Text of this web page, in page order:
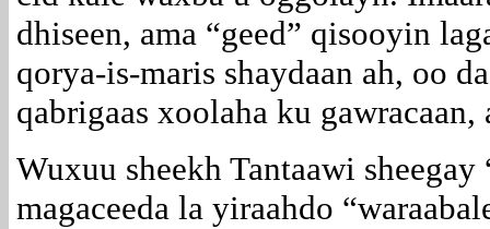
dhiseen, ama “geed” qisooyin
qorya-is-maris shaydaan ah, oo
qabrigaas xoolaha ku gawracaan,
Wuxuu sheekh Tantaawi
magaceeda la yiraahdo